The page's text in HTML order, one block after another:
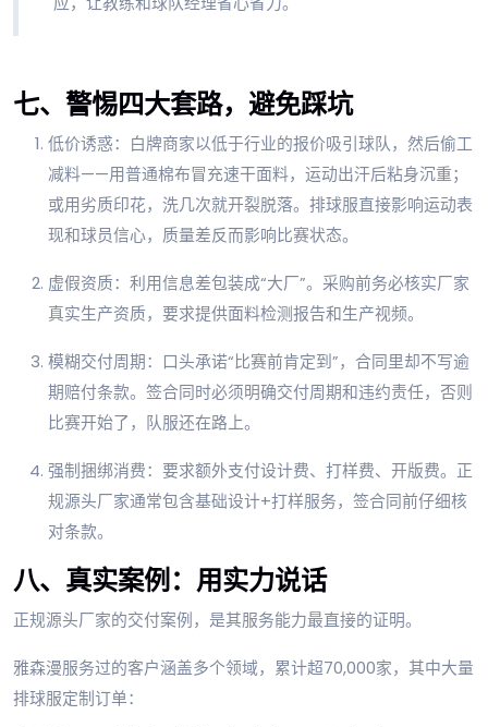
七、警惕四大套路，避免踩坑
低价诱惑：白牌商家以低于行业的报价吸引球队，然后偷工
减料——用普通棉布冒充速干面料，运动出汗后粘身沉重；
或用劣质印花，洗几次就开裂脱落。排球服直接影响运动表
现和球员信心，质量差反而影响比赛状态。
虚假资质：利用信息差包装成“大厂”。采购前务必核实厂家
真实生产资质，要求提供面料检测报告和生产视频。
模糊交付周期：口头承诺“比赛前肯定到”，合同里却不写逾
期赔付条款。签合同时必须明确交付周期和违约责任，否则
比赛开始了，队服还在路上。
强制捆绑消费：要求额外支付设计费、打样费、开版费。正
规源头厂家通常包含基础设计+打样服务，签合同前仔细核
对条款。
八、真实案例：用实力说话
正规源头厂家的交付案例，是其服务能力最直接的证明。
雅森漫服务过的客户涵盖多个领域，累计超70,000家，其中大量
排球服定制订单：